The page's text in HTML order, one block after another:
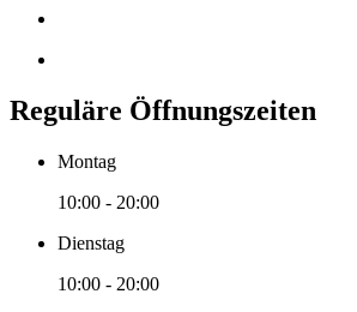
Reguläre Öffnungszeiten
Montag
10:00 - 20:00
Dienstag
10:00 - 20:00